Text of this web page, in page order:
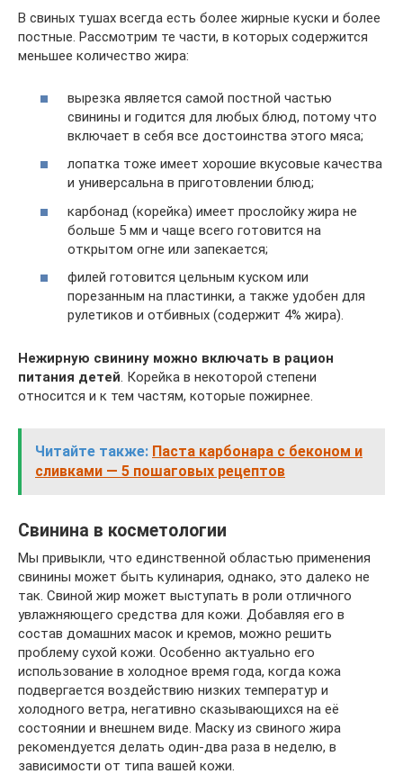
В свиных тушах всегда есть более жирные куски и более
постные. Рассмотрим те части, в которых содержится
меньшее количество жира:
вырезка является самой постной частью
свинины и годится для любых блюд, потому что
включает в себя все достоинства этого мяса;
лопатка тоже имеет хорошие вкусовые качества
и универсальна в приготовлении блюд;
карбонад (корейка) имеет прослойку жира не
больше 5 мм и чаще всего готовится на
открытом огне или запекается;
филей готовится цельным куском или
порезанным на пластинки, а также удобен для
рулетиков и отбивных (содержит 4% жира).
Нежирную свинину можно включать в рацион
питания детей. Корейка в некоторой степени
относится и к тем частям, которые пожирнее.
Читайте также: Паста карбонара с беконом и
сливками — 5 пошаговых рецептов
Свинина в косметологии
Мы привыкли, что единственной областью применения
свинины может быть кулинария, однако, это далеко не
так. Свиной жир может выступать в роли отличного
увлажняющего средства для кожи. Добавляя его в
состав домашних масок и кремов, можно решить
проблему сухой кожи. Особенно актуально его
использование в холодное время года, когда кожа
подвергается воздействию низких температур и
холодного ветра, негативно сказывающихся на её
состоянии и внешнем виде. Маску из свиного жира
рекомендуется делать один-два раза в неделю, в
зависимости от типа вашей кожи.